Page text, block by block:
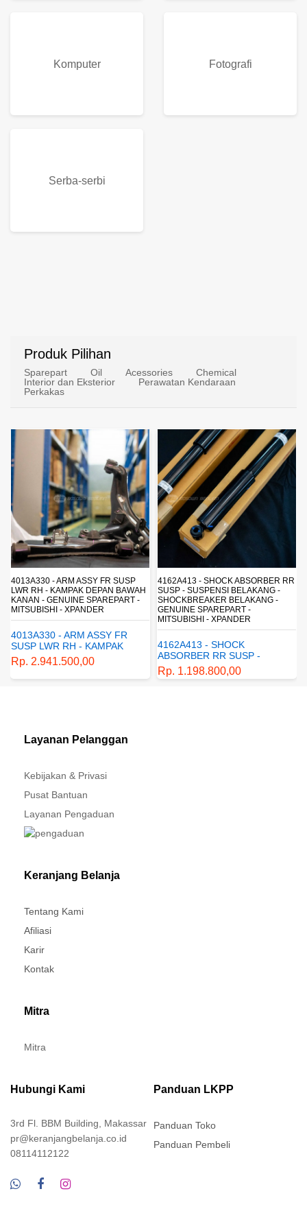
Komputer Fotografi
Serba-serbi
Produk Pilihan
Sparepart Oil Acessories
Chemical
Interior dan Eksterior
Perawatan Kendaraan
Perkakas
4162A413 - SHOCK ABSORBER RR
SUSP - SUSPENSI BELAKANG -
SHOCKBREAKER BELAKANG -
GENUINE SPAREPART -
MITSUBISHI - XPANDER
4162A413 - SHOCK
ABSORBER RR SUSP -
SUSPENSI BELAKANG -
SHOCKBREAKER BELAKANG
Rp. 1.198.800,00
1770A233 - FUEL FILTER ELEMENT
- SARINGAN BAHAN BAKAR -
SARINGAN SOLAR - MITSUBISHI -
PAJERO
1770A233 - FUEL FILTER
ELEMENT - SARINGAN
BAHAN BAKAR - SARINGAN
SOLAR - MITSUBISHI -
PAJERO
Rp. 430.680,00
Layanan Pelanggan
Kebijakan & Privasi
Pusat Bantuan
Layanan Pengaduan
Keranjang Belanja
Tentang Kami
Afiliasi
Karir
Kontak
Mitra
Mitra
Hubungi Kami
3rd Fl. BBM Building, Makassar
pr@keranjangbelanja.co.id
08114112122
Panduan LKPP
Panduan Toko
Panduan Pembeli